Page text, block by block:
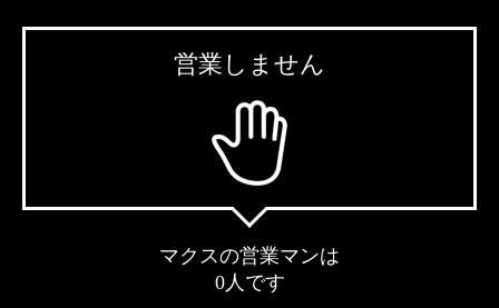
営業しません
マクスの営業マンは
0人です